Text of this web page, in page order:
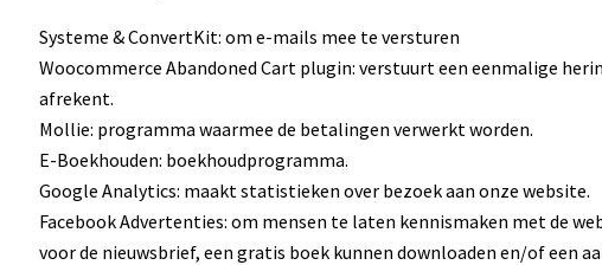
Systeme & ConvertKit: om e-mails mee te versturen
Woocommerce Abandoned Cart plugin: verstuurt een eenmalige
afrekent.
Mollie: programma waarmee de betalingen verwerkt worden.
E-Boekhouden: boekhoudprogramma.
Google Analytics: maakt statistieken over bezoek aan onze website.
Facebook Advertenties: om mensen te laten kennismaken met de
voor de nieuwsbrief, een gratis boek kunnen downloaden en/of een